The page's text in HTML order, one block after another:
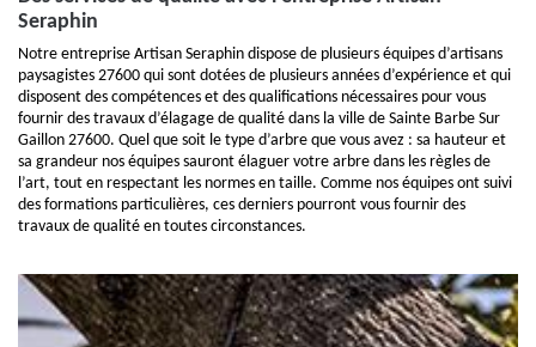
Seraphin
Notre entreprise Artisan Seraphin dispose de plusieurs équipes d’artisans
paysagistes 27600 qui sont dotées de plusieurs années d’expérience et qui
disposent des compétences et des qualifications nécessaires pour vous
fournir des travaux d’élagage de qualité dans la ville de Sainte Barbe Sur
Gaillon 27600. Quel que soit le type d’arbre que vous avez : sa hauteur et
sa grandeur nos équipes sauront élaguer votre arbre dans les règles de
l’art, tout en respectant les normes en taille. Comme nos équipes ont suivi
des formations particulières, ces derniers pourront vous fournir des
travaux de qualité en toutes circonstances.